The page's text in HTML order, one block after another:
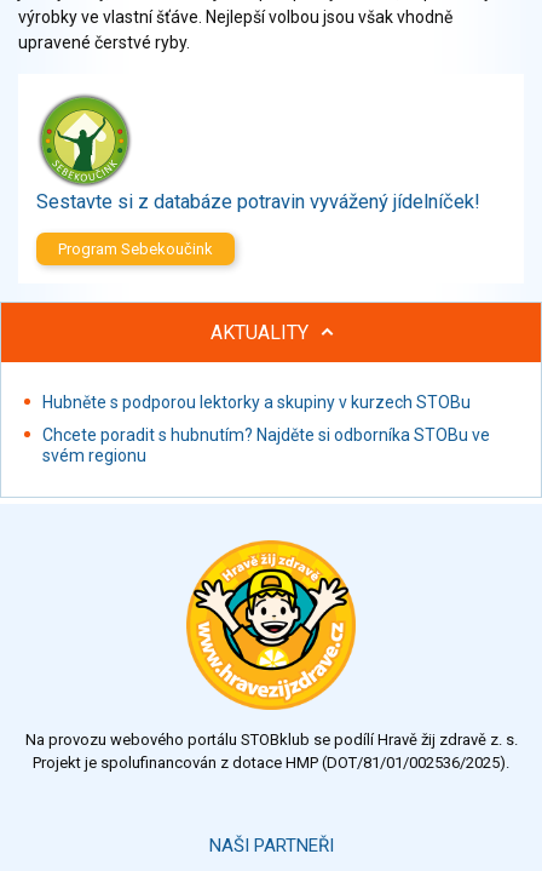
Nápoje nealkoholické
Nápoje alkoholické
Fastfood
Studená kuchyně, lahůdkářské výrobky
výrobky ve vlastní šťáve. Nejlepší volbou jsou však vhodně
upravené čerstvé ryby.
Sestavte si z databáze potravin vyvážený jídelníček!
Program Sebekoučink
AKTUALITY
Hubněte s podporou lektorky a skupiny v kurzech STOBu
Chcete poradit s hubnutím? Najděte si odborníka STOBu ve
svém regionu
Na provozu webového portálu STOBklub se podílí Hravě žij zdravě z. s.
Projekt je spolufinancován z dotace HMP (DOT/81/01/002536/2025).
NAŠI PARTNEŘI